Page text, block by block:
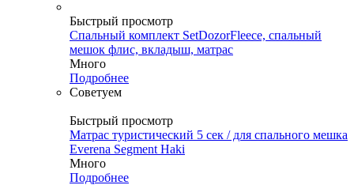
Быстрый просмотр
Спальный комплект SetDozorFleece, спальный
мешок флис, вкладыш, матрас
Много
Подробнее
Советуем
Быстрый просмотр
Матрас туристический 5 сек / для спального мешка
Everena Segment Haki
Много
Подробнее